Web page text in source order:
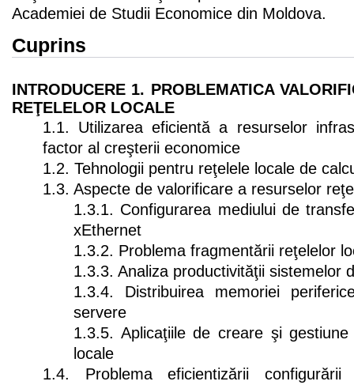
Academiei de Studii Economice din Moldova.
Cuprins
INTRODUCERE 1. PROBLEMATICA
REŢELELOR LOCALE
1.1. Utilizarea eficientă a resurselor
factor al creşterii economice
1.2. Tehnologii pentru reţelele locale de
1.3. Aspecte de valorificare a resurselor
1.3.1. Configurarea mediului de
xEthernet
1.3.2. Problema fragmentării reţelelor
1.3.3. Analiza productivităţii sistemelor
1.3.4. Distribuirea memoriei
servere
1.3.5. Aplicaţiile de creare şi
locale
1.4. Problema eficientizării